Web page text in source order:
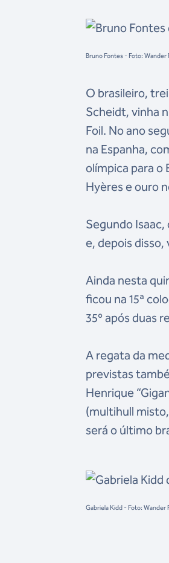
Bruno Fontes - Foto: Wander
O brasileiro,
Scheidt, vinha
Foil. No ano
na Espanha,
olímpica para o
Hyères e ouro
Segundo
e, depois
Ainda nesta
ficou na 15ª
35º após duas
A regata da
previstas
Henrique
(multihull
será o último
Gabriela Kidd - Foto: Wander